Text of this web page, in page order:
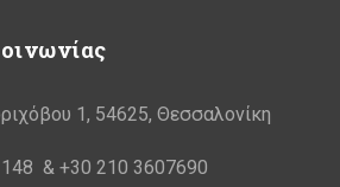
1, 54625, Θεσσαλονίκη
& +30 210 3607690